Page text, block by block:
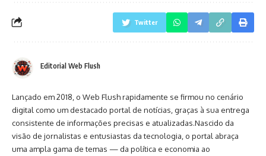
Twitter
Editorial Web Flush
Lançado em 2018, o Web Flush rapidamente se firmou no cenário
digital como um destacado portal de notícias, graças à sua entrega
consistente de informações precisas e atualizadas.Nascido da
visão de jornalistas e entusiastas da tecnologia, o portal abraça
uma ampla gama de temas — da política e economia ao